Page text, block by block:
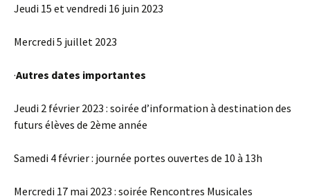
Jeudi 15 et vendredi 16 juin 2023
Mercredi 5 juillet 2023
·Autres dates importantes
Jeudi 2 février 2023 : soirée d’information à destination des
futurs élèves de 2ème année
Samedi 4 février : journée portes ouvertes de 10 à 13h
Mercredi 17 mai 2023 : soirée Rencontres Musicales